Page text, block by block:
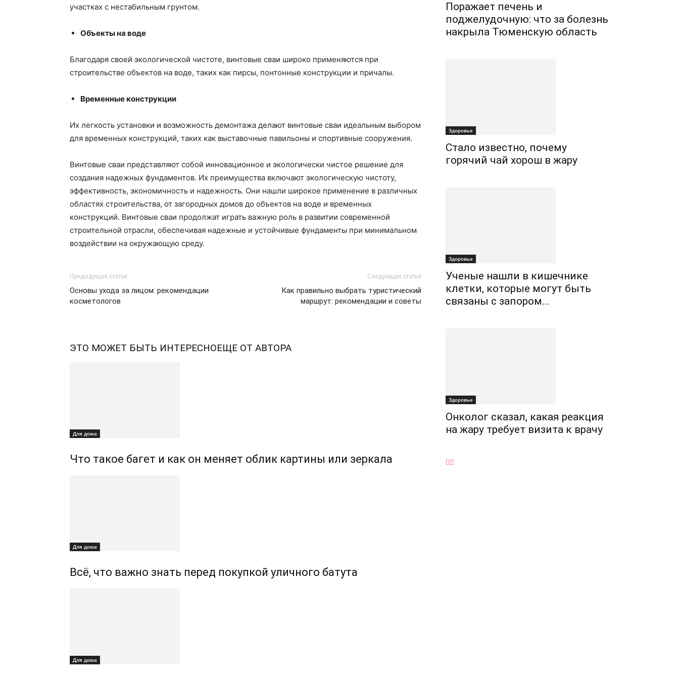
участках с нестабильным грунтом.
Объекты на воде
Благодаря своей экологической чистоте, винтовые сваи широко применяются при
строительстве объектов на воде, таких как пирсы, понтонные конструкции и причалы.
Временные конструкции
Их легкость установки и возможность демонтажа делают винтовые сваи идеальным выбором
для временных конструкций, таких как выставочные павильоны и спортивные сооружения.
Винтовые сваи представляют собой инновационное и экологически чистое решение для
создания надежных фундаментов. Их преимущества включают экологическую чистоту,
эффективность, экономичность и надежность. Они нашли широкое применение в различных
областях строительства, от загородных домов до объектов на воде и временных
конструкций. Винтовые сваи продолжат играть важную роль в развитии современной
строительной отрасли, обеспечивая надежные и устойчивые фундаменты при минимальном
воздействии на окружающую среду.
Предыдущая статья
Основы ухода за лицом: рекомендации
косметологов
Следующая статья
Как правильно выбрать туристический
маршрут: рекомендации и советы
ЭТО МОЖЕТ БЫТЬ ИНТЕРЕСНОЕЩЕ ОТ АВТОРА
Для дома
Что такое багет и как он меняет облик картины или зеркала
Для дома
Всё, что важно знать перед покупкой уличного батута
Для дома
Поражает печень и
поджелудочную: что за болезнь
накрыла Тюменскую область
Здоровье
Стало известно, почему
горячий чай хорош в жару
Здоровье
Ученые нашли в кишечнике
клетки, которые могут быть
связаны с запором...
Здоровье
Онколог сказал, какая реакция
на жару требует визита к врачу